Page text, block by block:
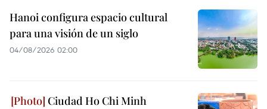
Hanoi configura espacio cultural
para una visión de un siglo
04/08/2026 02:00
Ciudad Ho Chi Minh